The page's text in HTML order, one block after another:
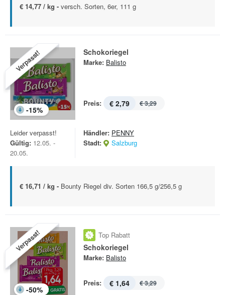
€ 14,77 / kg - versch. Sorten, 6er, 111 g
Verpasst!
-15%
Schokoriegel
Marke: Balisto
Preis: € 2,79 € 3,29
Leider verpasst!
Gültig: 12.05. -
20.05.
Händler: PENNY
Stadt:
Salzburg
€ 16,71 / kg - Bounty Riegel div. Sorten 166,5 g/256,5 g
Verpasst!
-50%
Top Rabatt
Schokoriegel
Marke: Balisto
Preis: € 1,64 € 3,29